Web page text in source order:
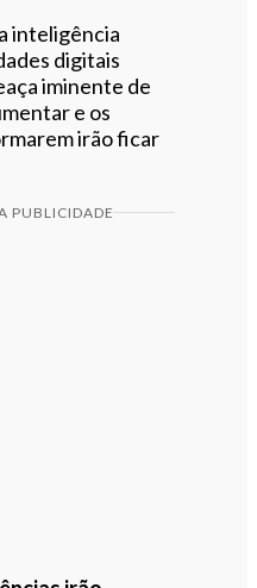
inteligência
digitais
iminente de
e os
irão ficar
PUBLICIDADE